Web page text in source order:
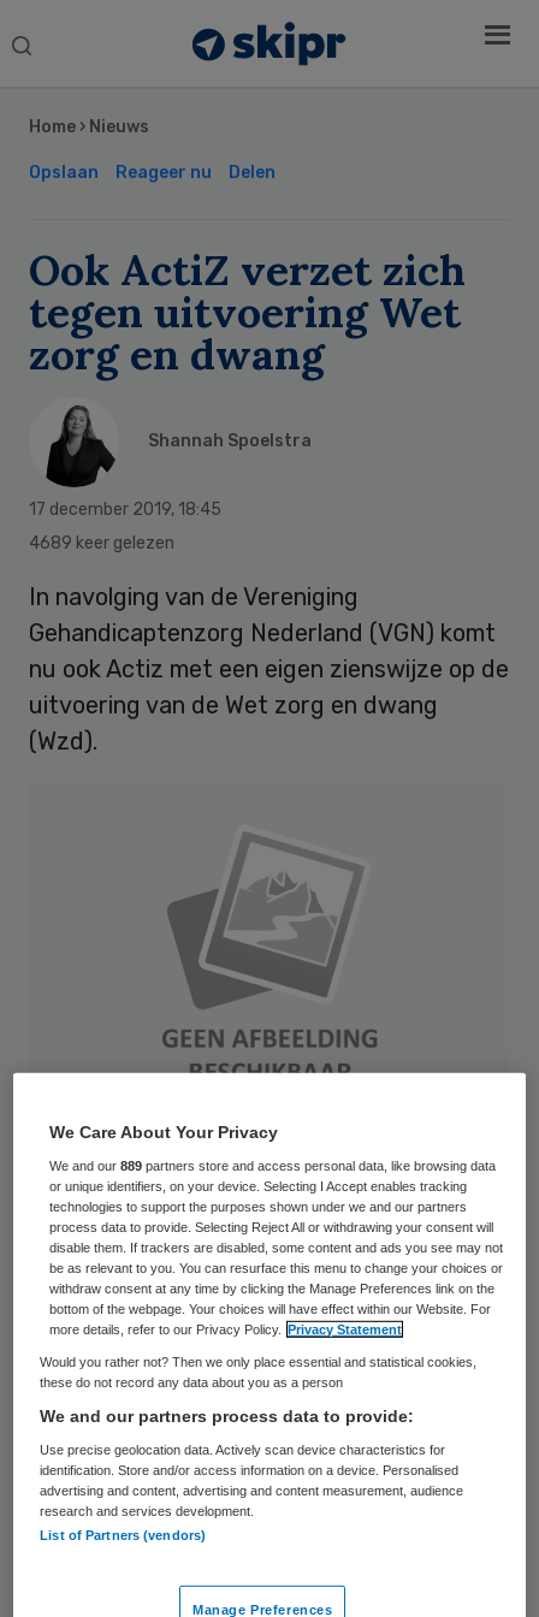
Search
Home › Nieuws
Opslaan Reageer nu Delen
Ook ActiZ verzet zich
tegen uitvoering Wet
zorg en dwang
Shannah Spoelstra
17 december 2019, 18:45
4689 keer gelezen
In navolging van de Vereniging
Gehandicaptenzorg Nederland (VGN) komt
nu ook Actiz met een eigen zienswijze op de
uitvoering van de Wet zorg en dwang
(Wzd).
NLD-20040216-ROTTERDAM: Vrouwe Justitia.ANPFOTO KOEN SUYK
Branchevereniging ActiZ vindt dat de
nieuwe wet voor toepassing van dwang in
de zorg, die ingaat per 1 januari 2020,
belangrijke onderdelen onvolledig en
ondoordacht is. Dat stelt de
branchevereniging in een ledenbericht aan
de 400 aangesloten zorgorganisaties. ActiZ
verwacht problemen in de uitvoering en
te volgen en niet zozeer de letter. De
Sidebar
We Care About Your Privacy
We and our889 partners store and access personal data, like browsing data
or unique identifiers, on your device. Selecting I Accept enables tracking
technologies to support the purposes shown under we and our partners
process data to provide. Selecting Reject All or withdrawing your consent will
disable them. If trackers are disabled, some content and ads you see may not
be as relevant to you. You can resurface this menu to change your choices or
withdraw consent at any time by clicking the Manage Preferences link on the
bottom of the webpage. Your choices will have effect within our Website. For
more details, refer to our Privacy Policy.
Privacy Statement
Would you rather not? Then we only place essential and statistical cookies,
these do not record any data about you as a person
We and our partners process data to provide:
Use precise geolocation data. Actively scan device characteristics for
identification. Store and/or access information on a device. Personalised
advertising and content, advertising and content measurement, audience
research and services development.
List of Partners (vendors)
Manage Preferences